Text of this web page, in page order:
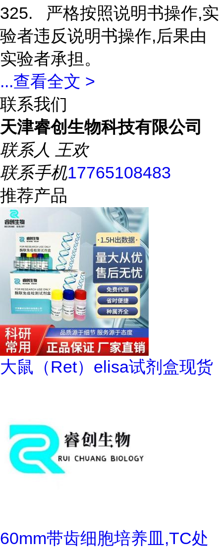
325. 严格按照说明书操作,实
验者违反说明书操作,后果由
实验者承担。
...查看全文 >
联系我们
天津睿创生物科技有限公司
联系人 王欢
联系手机17765108483
推荐产品
大鼠（Ret）elisa试剂盒现货
60mm带齿细胞培养皿,TC处